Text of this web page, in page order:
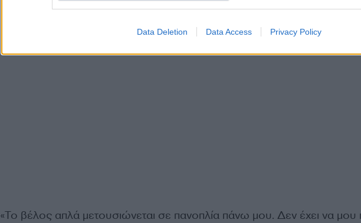
Data Deletion Data Access Privacy Policy
«Το βέλος απλά μετουσιώνεται σε πανοπλία πάνω μου. Δεν έχει να μου